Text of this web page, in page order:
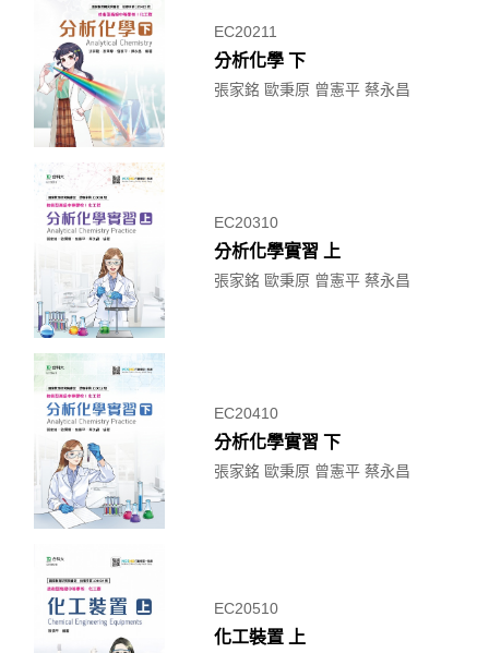
EC20211
分析化學 下
張家銘 歐秉原 曾憲平 蔡永昌
EC20310
分析化學實習 上
張家銘 歐秉原 曾憲平 蔡永昌
EC20410
分析化學實習 下
張家銘 歐秉原 曾憲平 蔡永昌
EC20510
化工裝置 上